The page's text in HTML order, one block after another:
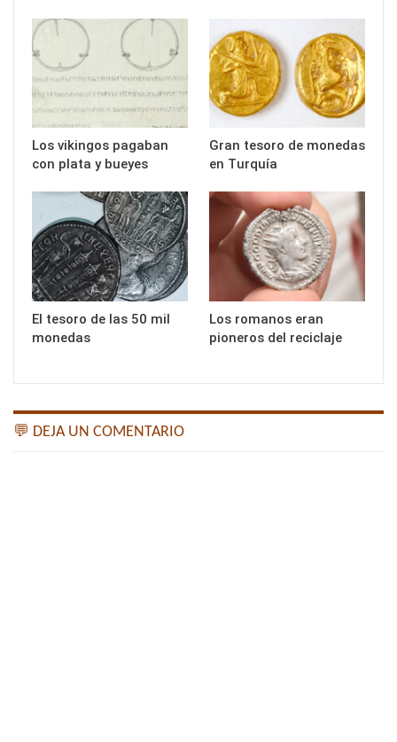
Los vikingos pagaban
con plata y bueyes
Gran tesoro de monedas
en Turquía
El tesoro de las 50 mil
monedas
Los romanos eran
pioneros del reciclaje
💬 DEJA UN COMENTARIO